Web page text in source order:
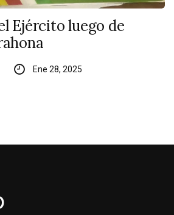
Ejército luego de
Ene 28, 2025